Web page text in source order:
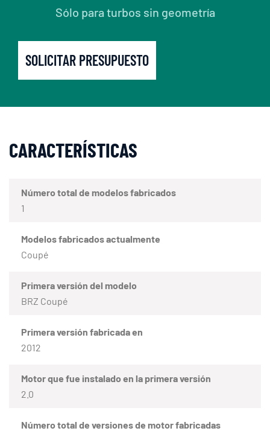
Sólo para turbos sin geometría
SOLICITAR PRESUPUESTO
CARACTERÍSTICAS
Número total de modelos fabricados
1
Modelos fabricados actualmente
Coupé
Primera versión del modelo
BRZ Coupé
Primera versión fabricada en
2012
Motor que fue instalado en la primera versión
2.0
Número total de versiones de motor fabricadas